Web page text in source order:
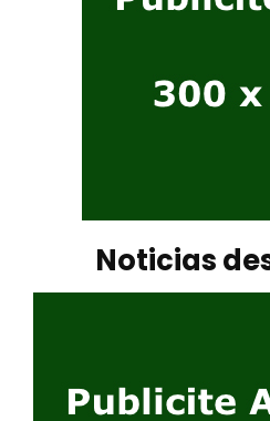
Noticias